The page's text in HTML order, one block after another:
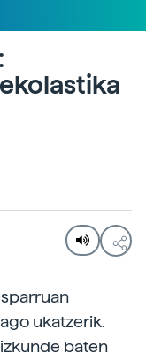
ukatzerik.
baten